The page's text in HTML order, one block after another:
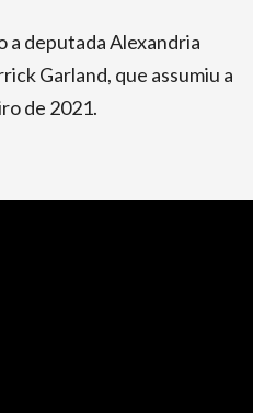
a deputada Alexandria
Garland, que assumiu a
de 2021.